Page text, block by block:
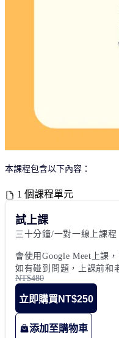
本課程包含以下內容：
1 個課程單元
試上課
三十分鐘/一對一線上課程
會使用Google Meet上課
如有碰到問題，上課前和
NT$480
立即購買 NT$250
添加至購物車